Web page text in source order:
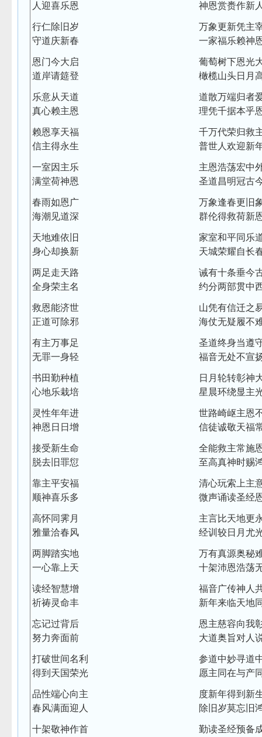
人迎喜乐恩
行仁除旧岁
守道庆新春
恩门今大启
道岸请筵登
乐意从天道
真心赖主恩
赖恩享天福
信主得永生
一室因主乐
满堂荷神恩
春雨如恩广
海潮见道深
天地难依旧
身心却换新
两足走天路
全身荣主名
救恩能济世
正道可除邪
有主万事足
无罪一身轻
书田勤种植
心地乐栽培
灵性年年进
神恩日日增
接受新生命
脱去旧罪愆
靠主平安福
顺神喜乐多
高怀同霁月
雅量洽春风
两脚踏实地
一心靠上天
读经智慧增
祈祷灵命丰
忘记过背后
努力奔面前
打破世间名利
得到天国荣光
品性端心向主
春风满面迎人
十架敬神作首
神恩赏赉作新
万象更新凭主
一家福乐赖神
葡萄树下恩光
橄榄山头日月
道散万端归者
理凭千据本乎
千万代荣归救
普世人欢迎新
主恩浩荡宏中
圣道昌明冠古
万象逢春更旧
群伦得救荷新
家室和平同乐
天城荣耀自长
诫有十条垂今
约分两部贯中
山凭有信迁之
海仗无疑履不
圣道终身当遵
福音无处不宣
日月轮转彰神
星晨环绕显主
世路崎岖主恩
信徒诚敬天福
全能救主常施
至高真神时赐
清心玩索上主
微声诵读圣经
主言比天地更
经训较日月尤
万有真源奥秘
十架沛恩浩荡
福音广传神人
新年来临天地
恩主慈容向我
大道奥旨对人
参道中妙寻道
愿主同在与产
度新年得到新
除旧岁莫忘旧
勤读圣经预备